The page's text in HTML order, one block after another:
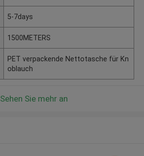
5-7days
1500METERS
PET verpackende Nettotasche für Kn
oblauch
Sehen Sie mehr an